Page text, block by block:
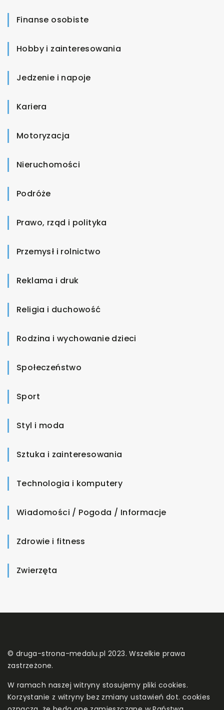
Finanse osobiste
Hobby i zainteresowania
Jedzenie i napoje
Kariera
Motoryzacja
Nieruchomości
Podróże
Prawo, rząd i polityka
Przemysł i rolnictwo
Reklama i druk
Religia i duchowość
Rodzina i wychowanie dzieci
Społeczeństwo
Sport
Styl i moda
Sztuka i zainteresowania
Technologia i komputery
Wiadomości / Pogoda / Informacje
Zdrowie i fitness
Zwierzęta
© druga-strona-medalu.pl 2023. Wszelkie prawa
zastrzeżone.
W ramach naszej witryny stosujemy pliki cookies.
Korzystanie z witryny bez zmiany ustawień dot. cookies